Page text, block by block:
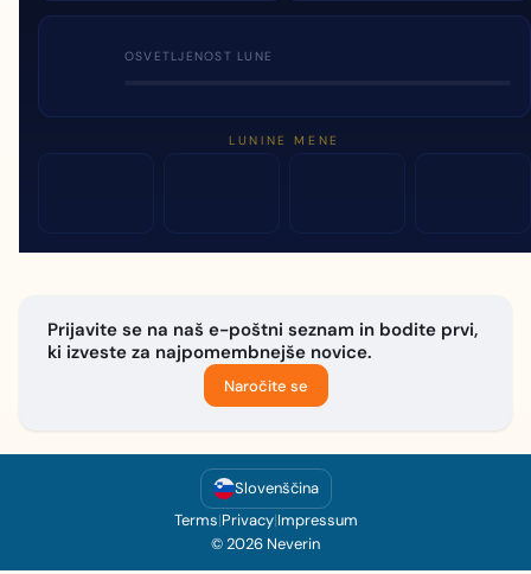
OSVETLJENOST LUNE
LUNINE MENE
Prijavite se na naš e-poštni seznam in bodite prvi,
ki izveste za najpomembnejše novice.
Naročite se
Slovenščina
Terms|Privacy|Impressum
© 2026 Neverin